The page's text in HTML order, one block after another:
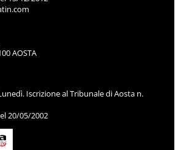
AOSTA
Iscrizione al Tribunale di Aosta n.
20/05/2002